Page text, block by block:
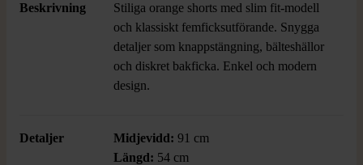
Beskrivning
Stiliga orange shorts med slim fit-modell
och klassiskt femficksutförande. Snygga
detaljer som knappstängning, bälteshällor
och diskret bakficka. Enkel och modern
design.
Detaljer Midjevidd: 91 cm
Längd: 54 cm